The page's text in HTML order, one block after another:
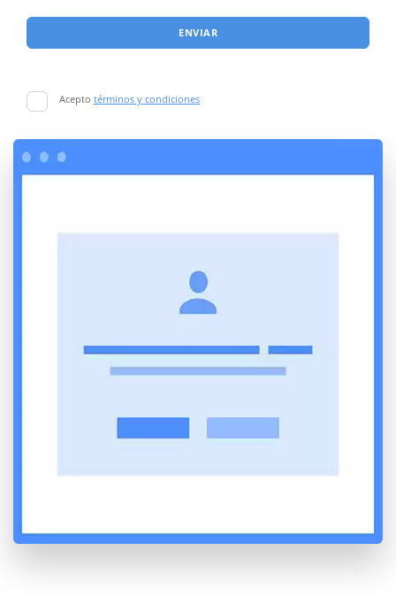
ENVIAR
Acepto términos y condiciones